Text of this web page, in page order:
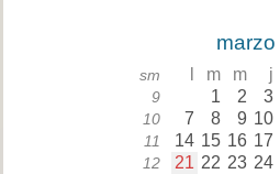
marzo
sm m m j
9 1 2 3
10 7 8 9 10
11 14 15 16 17
12 21 22 23 24